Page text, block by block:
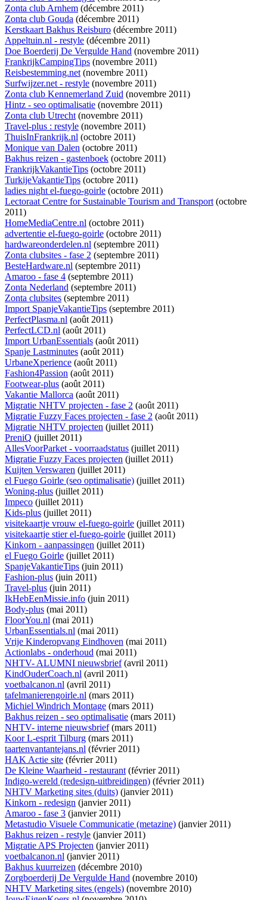
Zonta club Arnhem (décembre 2011)
Zonta club Gouda (décembre 2011)
Kerstkaart Bakhus Reisburo (décembre 2011)
Appeltuin.nl - restyle (décembre 2011)
Doe Boerderij De Vergulde Hand (novembre 2011)
FrankrijkCampingTips (novembre 2011)
Reisbestemming.net(novembre 2011)
Surfwijzer.net - restyle (novembre 2011)
Zonta club Kennemerland Zuid (novembre 2011)
Hintz - seo optimalisatie (novembre 2011)
Zonta club Utrecht(novembre 2011)
Travel-plus : restyle (novembre 2011)
ThuisInFrankrijk.nl (octobre 2011)
Monique van Dalen (octobre 2011)
Bakhus reizen - gastenboek (octobre 2011)
FrankrijkVakantieTips (octobre 2011)
TurkijeVakantieTips (octobre 2011)
ladies night el-fuego-goirle (octobre 2011)
Lectoraat Centre for Sustainable Tourism and Transport(octobre
2011)
HomeMediaCentre.nl (octobre 2011)
advertentie el-fuego-goirle (octobre 2011)
hardwareonderdelen.nl (septembre 2011)
Zonta clubsites - fase 2 (septembre 2011)
BesteHardware.nl (septembre 2011)
Amaroo - fase 4 (septembre 2011)
Zonta Nederland (septembre 2011)
Zonta clubsites (septembre 2011)
Import SpanjeVakantieTips (septembre 2011)
PerfectPlasma.nl (août 2011)
PerfectLCD.nl (août 2011)
Import UrbanEssentials (août 2011)
Spanje Lastminutes (août 2011)
UrbaneXperience (août 2011)
Fashion4Passion (août 2011)
Footwear-plus (août 2011)
Vakantie Mallorca (août 2011)
Migratie NHTV projecten - fase 2 (août 2011)
Migratie Fuzzy Faces projecten - fase 2 (août 2011)
Migratie NHTV projecten (juillet 2011)
PreniQ (juillet 2011)
AllesVoorParket - voorraadstatus (juillet 2011)
Migratie Fuzzy Faces projecten (juillet 2011)
Kuijten Verswaren (juillet 2011)
el Fuego Goirle (seo optimalisatie) (juillet 2011)
Woning-plus (juillet 2011)
Impeco (juillet 2011)
Kids-plus (juillet 2011)
visitekaartje vrouw el-fuego-goirle (juillet 2011)
visitekaartje stier el-fuego-goirle (juillet 2011)
Kinkorn - aanpassingen (juillet 2011)
el Fuego Goirle (juillet 2011)
SpanjeVakantieTips (juin 2011)
Fashion-plus (juin 2011)
Travel-plus (juin 2011)
IkHebEenMissie.info (juin 2011)
Body-plus (mai 2011)
FloorYou.nl (mai 2011)
UrbanEssentials.nl (mai 2011)
Vrije Kinderopvang Eindhoven (mai 2011)
Actionlabs - onderhoud (mai 2011)
NHTV- ALUMNI nieuwsbrief(avril 2011)
KindOuderCoach.nl (avril 2011)
voetbalcanon.nl (avril 2011)
tafelmanierengoirle.nl (mars 2011)
Michiel Windrich Montage (mars 2011)
Bakhus reizen - seo optimalisatie (mars 2011)
NHTV- interne nieuwsbrief(mars 2011)
Koor L-esprit Tilburg (mars 2011)
taartenvantantejans.nl (février 2011)
HAK Actie site (février 2011)
De Kleine Waarheid - restaurant(février 2011)
Indigo-wereld (redesign-uitbreidingen) (février 2011)
NHTV Marketing sites (duits) (janvier 2011)
Kinkorn - redesign (janvier 2011)
Amaroo - fase 3 (janvier 2011)
Metastudio Visuele Communicatie (metazine) (janvier 2011)
Bakhus reizen - restyle (janvier 2011)
Migratie APS Projecten (janvier 2011)
voetbalcanon.nl (janvier 2011)
Bakhus kuurreizen (décembre 2010)
Zorgboerderij De Vergulde Hand (novembre 2010)
NHTV Marketing sites (engels) (novembre 2010)